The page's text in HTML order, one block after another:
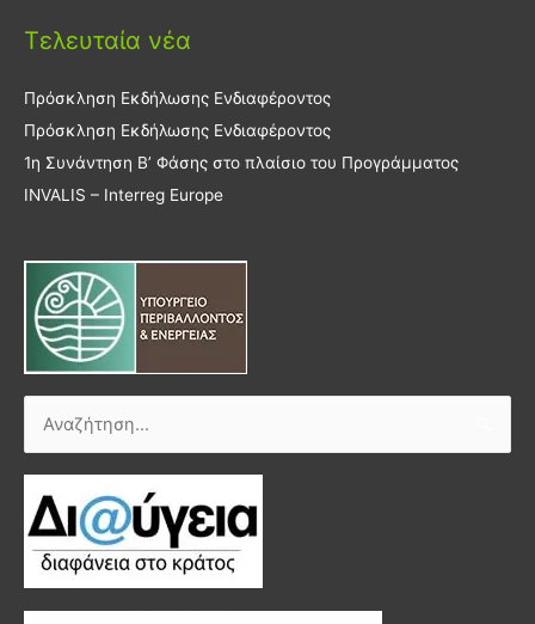
Τελευταία νέα
Πρόσκληση Εκδήλωσης Ενδιαφέροντος
Πρόσκληση Εκδήλωσης Ενδιαφέροντος
1η Συνάντηση Β’ Φάσης στο πλαίσιο του Προγράμματος
INVALIS – Interreg Europe
Αναζήτηση